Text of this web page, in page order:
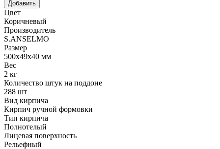
Цвет
Коричневый
Производитель
S.ANSELMO
Размер
500х49х40 мм
Вес
2 кг
Количество штук на поддоне
288 шт
Вид кирпича
Кирпич ручной формовки
Тип кирпича
Полнотелый
Лицевая поверхность
Рельефный